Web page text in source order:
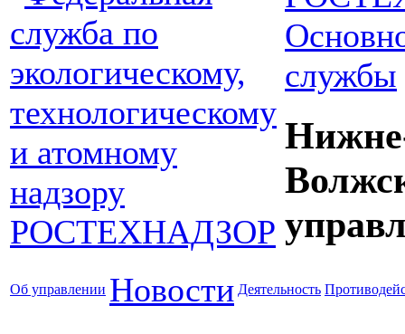
службы
Об управлении Новости Деятельность